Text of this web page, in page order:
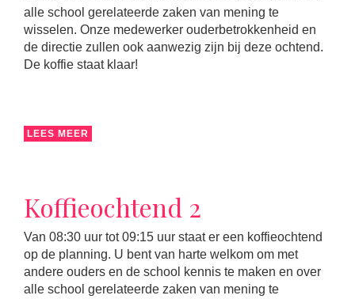
alle school gerelateerde zaken van mening te
wisselen. Onze medewerker ouderbetrokkenheid en
de directie zullen ook aanwezig zijn bij deze ochtend.
De koffie staat klaar!
LEES MEER
Koffieochtend 2
Van 08:30 uur tot 09:15 uur staat er een koffieochtend
op de planning. U bent van harte welkom om met
andere ouders en de school kennis te maken en over
alle school gerelateerde zaken van mening te